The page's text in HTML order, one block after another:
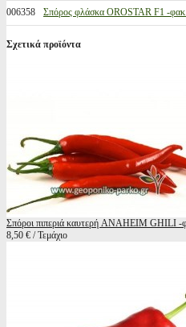
006358 Σπόρος φλάσκα OROSTAR F1 -
Σχετικά προϊόντα
Σπόροι πιπεριά καυτερή ANAHEIM GHILI -
8,50 € / Τεμάχιο